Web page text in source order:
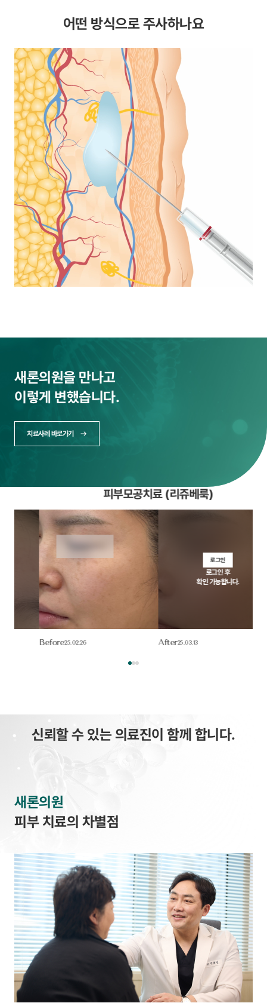
어떤 방식으로 주사하나요
새론의원을 만나고
이렇게 변했습니다.
치료사례 바로가기
피부모공치료 (리쥬베룩)
25.02.26
확인 가능합니다.
25.03.13
신뢰할 수 있는 의료진이 함께 합니다.
새론의원
피부 치료의 차별점